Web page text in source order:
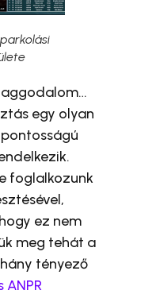
aggodalom…
egy olyan
foglalkozunk
ez nem
meg tehát a
tényező
ANPR